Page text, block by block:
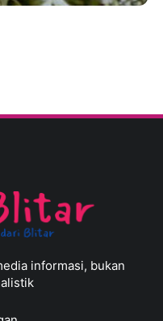
informasi, bukan